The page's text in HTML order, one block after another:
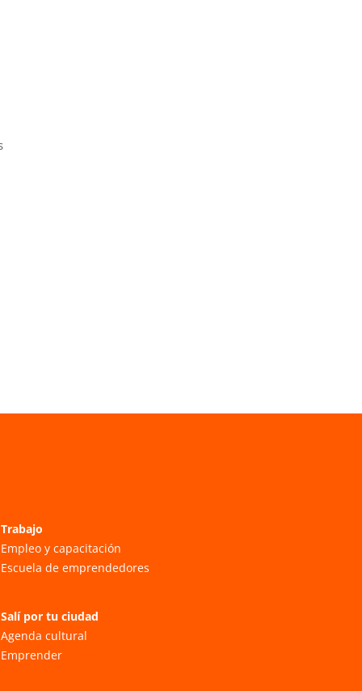
Trabajo
Empleo y capacitación
Escuela de emprendedores
Salí por tu ciudad
Agenda cultural
Emprender